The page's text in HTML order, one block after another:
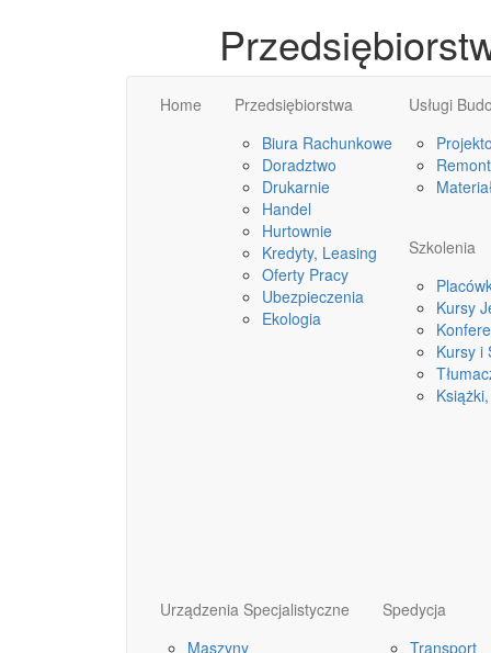
Home
Przedsiębiorstwa
Biura Rachunkowe
Doradztwo
Drukarnie
Handel
Hurtownie
Kredyty, Leasing
Oferty Pracy
Ubezpieczenia
Ekologia
Usługi
Szkolenia
Kursy
Kursy i
Urządzenia Specjalistyczne
Maszyny
Spedycja
Transport